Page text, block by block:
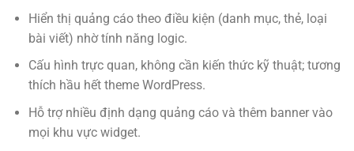
Hiển thị quảng cáo theo điều kiện (danh mục, thẻ, loại
bài viết) nhờ tính năng logic.
Cấu hình trực quan, không cần kiến thức kỹ thuật; tương
thích hầu hết theme WordPress.
Hỗ trợ nhiều định dạng quảng cáo và thêm banner vào
mọi khu vực widget.